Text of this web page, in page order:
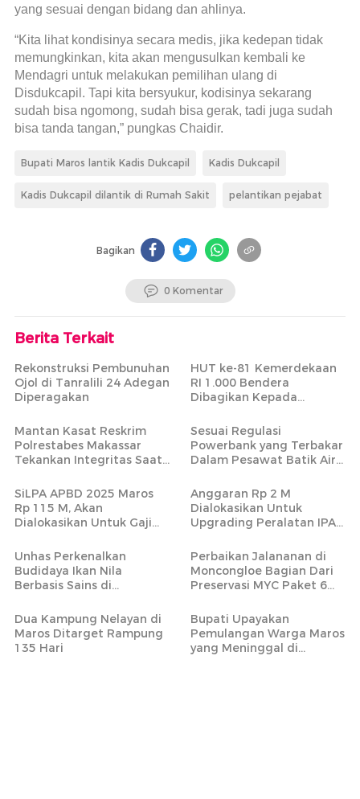
yang sesuai dengan bidang dan ahlinya.
“Kita lihat kondisinya secara medis, jika kedepan tidak
memungkinkan, kita akan mengusulkan kembali ke
Mendagri untuk melakukan pemilihan ulang di
Disdukcapil. Tapi kita bersyukur, kodisinya sekarang
sudah bisa ngomong, sudah bisa gerak, tadi juga sudah
bisa tanda tangan,” pungkas Chaidir.
Bupati Maros lantik Kadis Dukcapil Kadis Dukcapil
Kadis Dukcapil dilantik di Rumah Sakit pelantikan pejabat
Bagikan
0 Komentar
Berita Terkait
Rekonstruksi Pembunuhan
Ojol di Tanralili 24 Adegan
Diperagakan
HUT ke-81 Kemerdekaan
RI 1.000 Bendera
Dibagikan Kepada
Mantan Kasat Reskrim
Polrestabes Makassar
Tekankan Integritas Saat
Mapolres Maros
Sesuai Regulasi
Powerbank yang Terbakar
Dalam Pesawat Batik Air
Bisa Dibawa
SiLPA APBD 2025 Maros
Rp 115 M, Akan
Dialokasikan Untuk Gaji
Anggaran Rp 2 M
Dialokasikan Untuk
Upgrading Peralatan IPA
Unhas Perkenalkan
Budidaya Ikan Nila
Berbasis Sains di
Perbaikan Jalananan di
Moncongloe Bagian Dari
Preservasi MYC Paket 6
Jalan Strategis
Dua Kampung Nelayan di
Maros Ditarget Rampung
135 Hari
Bupati Upayakan
Pemulangan Warga Maros
yang Meninggal di